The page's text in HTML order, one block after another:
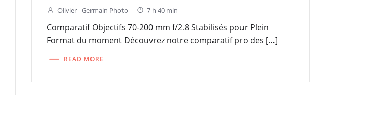
Olivier - Germain Photo - 7 h 40 min
Comparatif Objectifs 70-200 mm f/2.8 Stabilisés pour Plein
Format du moment Découvrez notre comparatif pro des […]
READ MORE